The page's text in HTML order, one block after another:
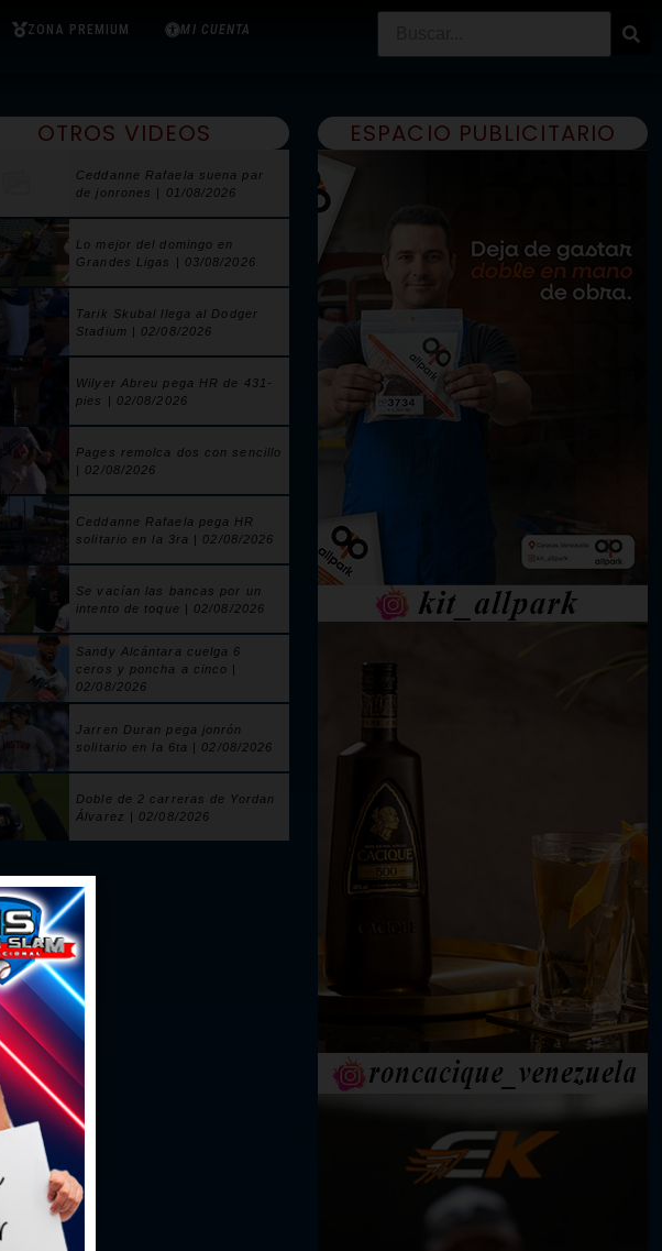
ZONA PREMIUM MI CUENTA
OTROS VIDEOS
Ceddanne Rafaela suena par
de jonrones | 01/08/2026
Lo mejor del domingo en
Grandes Ligas | 03/08/2026
Tarik Skubal llega al Dodger
Stadium | 02/08/2026
Wilyer Abreu pega HR de 431-
pies | 02/08/2026
Pages remolca dos con sencillo
| 02/08/2026
Ceddanne Rafaela pega HR
solitario en la 3ra | 02/08/2026
Se vacían las bancas por un
intento de toque | 02/08/2026
Sandy Alcántara cuelga 6
ceros y poncha a cinco |
02/08/2026
Jarren Duran pega jonrón
solitario en la 6ta | 02/08/2026
Doble de 2 carreras de Yordan
Álvarez | 02/08/2026
ESPACIO PUBLICITARIO